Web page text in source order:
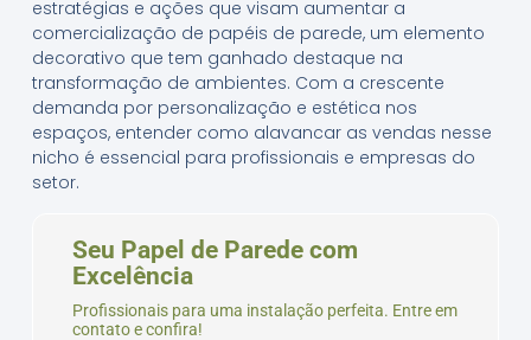
estratégias e ações que visam aumentar a
comercialização de papéis de parede, um elemento
decorativo que tem ganhado destaque na
transformação de ambientes. Com a crescente
demanda por personalização e estética nos
espaços, entender como alavancar as vendas nesse
nicho é essencial para profissionais e empresas do
setor.
Seu Papel de Parede com
Excelência
Profissionais para uma instalação perfeita. Entre em
contato e confira!